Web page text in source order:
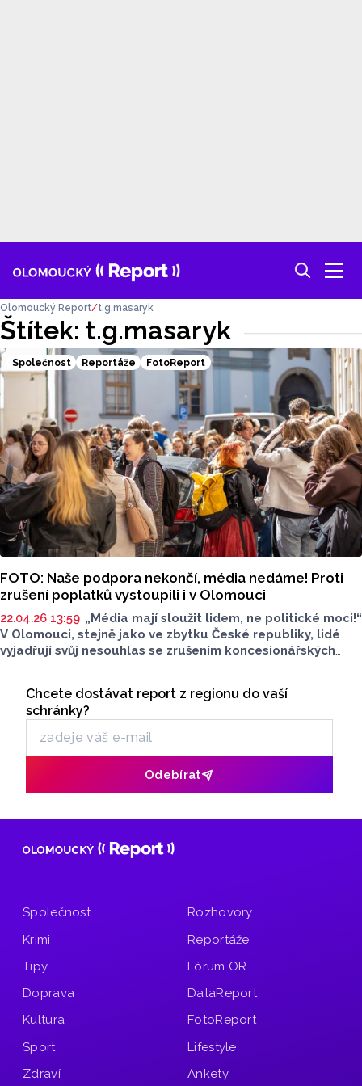
Štítek: t.g.masaryk
Olomoucký Report t.g.masaryk
Společnost Reportáže FotoReport
FOTO: Naše podpora nekončí, média nedáme! Proti
zrušení poplatků vystoupili i v Olomouci
22.04.26 13:59 „Média mají sloužit lidem, ne politické moci!“
V Olomouci, stejně jako ve zbytku České republiky, lidé
vyjadřují svůj nesouhlas se zrušením koncesionářských
Nechybí transparenty, čtou se prohlášení, z okna letí
televize a zní i česká hymna.
Odběr newsletteru
Chcete dostávat report z regionu do vaší
schránky?
Odebírat
Společnost
Krimi
Tipy
Doprava
Kultura
Sport
Zdraví
Rozhovory
Reportáže
Fórum OR
DataReport
FotoReport
Lifestyle
Ankety